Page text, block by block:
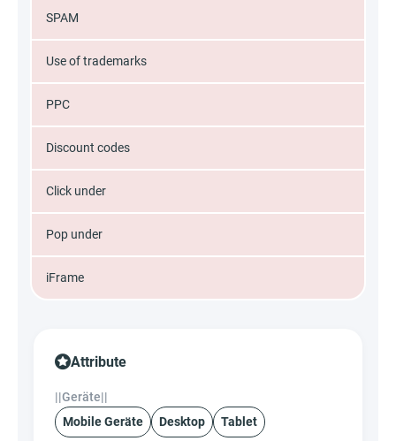
SPAM
Use of trademarks
PPC
Discount codes
Click under
Pop under
iFrame
Attribute
||Geräte||
Mobile Geräte
Desktop Tablet